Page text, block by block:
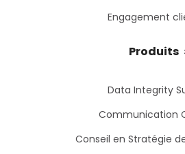
Engagement
Produits
Data Integrity
Communication
Conseil en Stratégie